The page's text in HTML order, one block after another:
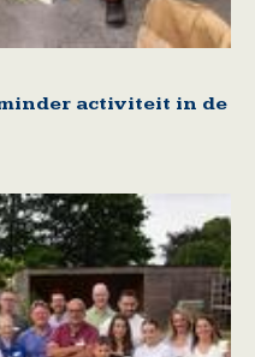
activiteit in de